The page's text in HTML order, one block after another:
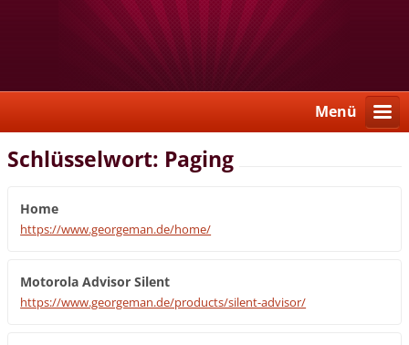
Menü
Schlüsselwort: Paging
Home
https://www.georgeman.de/home/
Motorola Advisor Silent
https://www.georgeman.de/products/silent-advisor/